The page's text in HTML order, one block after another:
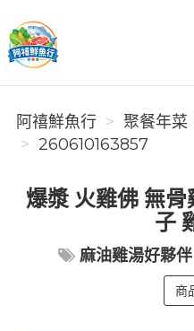
阿禧鮮魚行
阿禧鮮魚行
聚餐年菜
260610163857
爆漿 火雞佛 無
子
麻油雞湯好夥伴
商